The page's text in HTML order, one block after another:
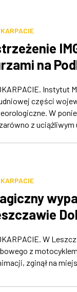
na
Instytut
części
W
z uciążliwym
W
z
zginął na